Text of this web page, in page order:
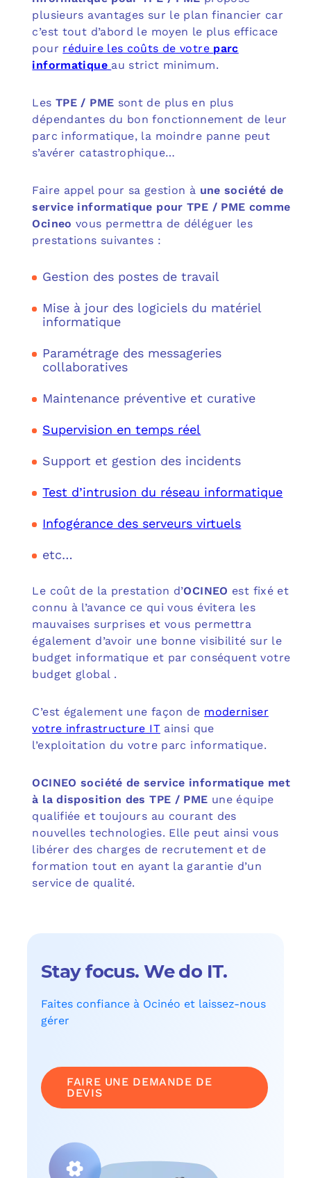
plusieurs avantages sur le plan financier car
c’est tout d’abord le moyen le plus efficace
pour réduire les coûts de votre parc
informatique au strict minimum.
Les TPE / PME sont de plus en plus
dépendantes du bon fonctionnement de leur
parc informatique, la moindre panne peut
s’avérer catastrophique…
Faire appel pour sa gestion à une société de
service informatique pour TPE / PME comme
Ocineo vous permettra de déléguer les
prestations suivantes :
Gestion des postes de travail
Mise à jour des logiciels du matériel
informatique
Paramétrage des messageries
collaboratives
Maintenance préventive et curative
Supervision en temps réel
Support et gestion des incidents
Test d’intrusion du réseau informatique
Infogérance des serveurs virtuels
etc…
Le coût de la prestation d’OCINEO est fixé et
connu à l’avance ce qui vous évitera les
mauvaises surprises et vous permettra
également d’avoir une bonne visibilité sur le
budget informatique et par conséquent votre
budget global .
C’est également une façon de moderniser
votre infrastructure ITainsi que
l’exploitation du votre parc informatique.
OCINEO société de service informatique met
à la disposition des TPE / PME une équipe
qualifiée et toujours au courant des
nouvelles technologies. Elle peut ainsi vous
libérer des charges de recrutement et de
formation tout en ayant la garantie d’un
service de qualité.
Stay focus. We do IT.
Faites confiance à Ocinéo et laissez-nous
gérer
FAIRE UNE DEMANDE DE
DEVIS